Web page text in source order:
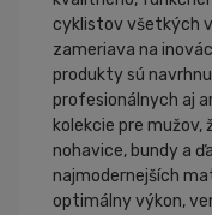
cyklistov všetkých
zameriava na
produkty sú
profesionálnych aj
kolekcie pre mužov,
nohavice, bundy a
najmodernejších
optimálny výkon,